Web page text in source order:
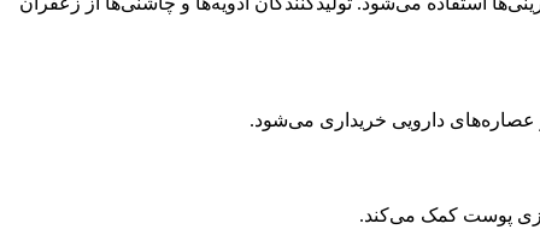
عصاره‌های دارویی خریداری می‌شود.
پوست کمک می‌کند.